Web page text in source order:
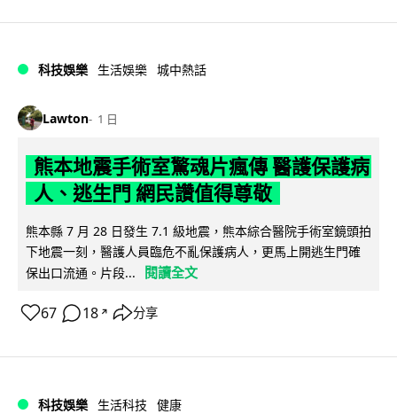
科技娛樂 生活娛樂 城中熱話
Lawton 1 日
熊本地震手術室驚魂片瘋傳 醫護保護病
人、逃生門 網民讚值得尊敬
熊本縣 7 月 28 日發生 7.1 級地震，熊本綜合醫院手術室鏡頭拍
下地震一刻，醫護人員臨危不亂保護病人，更馬上開逃生門確
保出口流通。片段...
閱讀全文
67 18 ↗ 分享
科技娛樂 生活科技 健康